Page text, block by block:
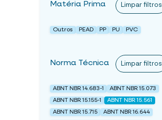
Matéria Prima Limpar filtros
Outros PEAD PP PU PVC
Norma Técnica Limpar filtros
ABNT NBR 14.683-1
ABNT NBR 15.073
ABNT NBR 15.155-1
ABNT NBR 15.561
ABNT NBR 15.715
ABNT NBR 16.644